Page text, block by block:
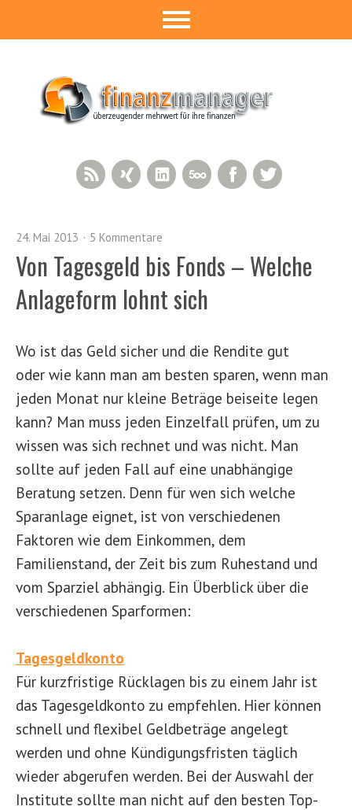
Facebook
500px
LinkedIn
Xing
RSS Feed
24. Mai 2013 5 Kommentare
Von Tagesgeld bis Fonds – Welche
Anlageform lohnt sich
Wo ist das Geld sicher und die Rendite gut
oder wie kann man am besten sparen, wenn man
jeden Monat nur kleine Beträge beiseite legen
kann? Man muss jeden Einzelfall prüfen, um zu
wissen was sich rechnet und was nicht. Man
sollte auf jeden Fall auf eine unabhängige
Beratung setzen. Denn für wen sich welche
Sparanlage eignet, ist von verschiedenen
Faktoren wie dem Einkommen, dem
Familienstand, der Zeit bis zum Ruhestand und
vom Sparziel abhängig. Ein Überblick über die
verschiedenen Sparformen:
Tagesgeldkonto
Für kurzfristige Rücklagen bis zu einem Jahr ist
das Tagesgeldkonto zu empfehlen. Hier können
schnell und flexibel Geldbeträge angelegt
werden und ohne Kündigungsfristen täglich
wieder abgerufen werden. Bei der Auswahl der
Institute sollte man nicht auf den besten Top-